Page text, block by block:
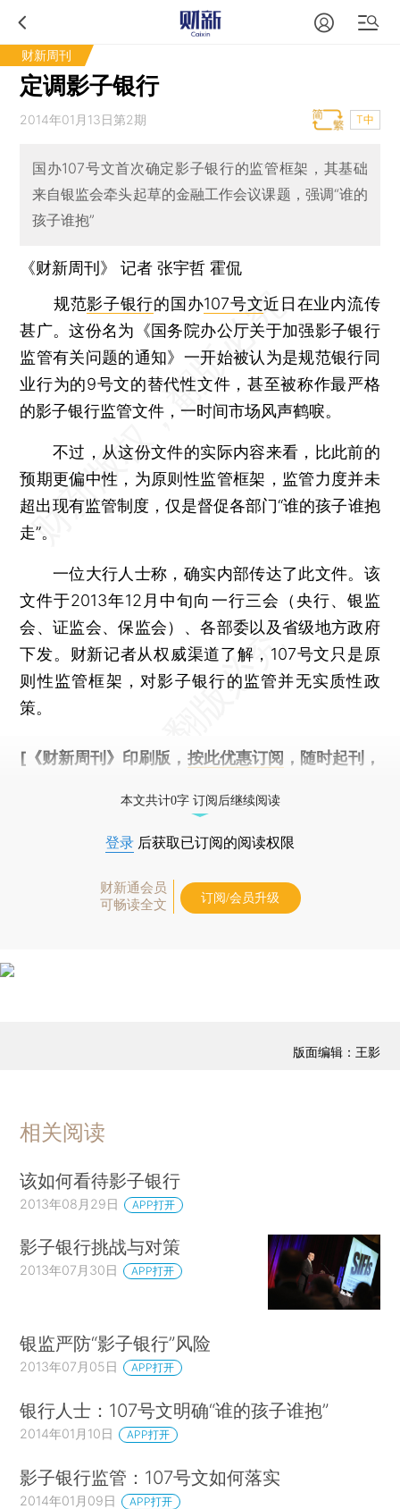
财新周刊
定调影子银行
2014年01月13日第2期 T中
国办107号文首次确定影子银行的监管框架，其基础
来自银监会牵头起草的金融工作会议课题，强调“谁的
孩子谁抱”
《财新周刊》 记者张宇哲 霍侃
规范影子银行的国办107号文近日在业内流传
甚广。这份名为《国务院办公厅关于加强影子银行
监管有关问题的通知》一开始被认为是规范银行同
业行为的9号文的替代性文件，甚至被称作最严格
的影子银行监管文件，一时间市场风声鹤唳。
不过，从这份文件的实际内容来看，比此前的
预期更偏中性，为原则性监管框架，监管力度并未
超出现有监管制度，仅是督促各部门“谁的孩子谁抱
走”。
一位大行人士称，确实内部传达了此文件。该
文件于2013年12月中旬向一行三会（央行、银监
会、证监会、保监会）、各部委以及省级地方政府
下发。财新记者从权威渠道了解，107号文只是原
则性监管框架，对影子银行的监管并无实质性政
策。
[《财新周刊》印刷版， 按此优惠订阅 ，随时起刊，
本文共计0字 订阅后继续阅读
登录 后获取已订阅的阅读权限
财新通会员
可畅读全文
订阅/会员升级
版面编辑：王影
相关阅读
该如何看待影子银行
2013年08月29日 APP打开
影子银行挑战与对策
2013年07月30日 APP打开
银监严防“影子银行”风险
2013年07月05日 APP打开
银行人士：107号文明确“谁的孩子谁抱”
2014年01月10日 APP打开
影子银行监管：107号文如何落实
2014年01月09日 APP打开